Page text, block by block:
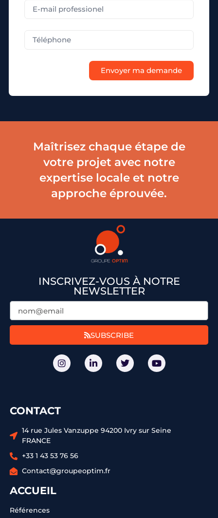
Envoyer ma demande
Maîtrisez chaque étape de
votre projet avec notre
expertise locale et notre
approche éprouvée.
INSCRIVEZ-VOUS À NOTRE
NEWSLETTER
SUBSCRIBE
CONTACT
14 rue Jules Vanzuppe 94200 Ivry sur Seine
FRANCE
+33 1 43 53 76 56
Contact@groupeoptim.fr
ACCUEIL
Références